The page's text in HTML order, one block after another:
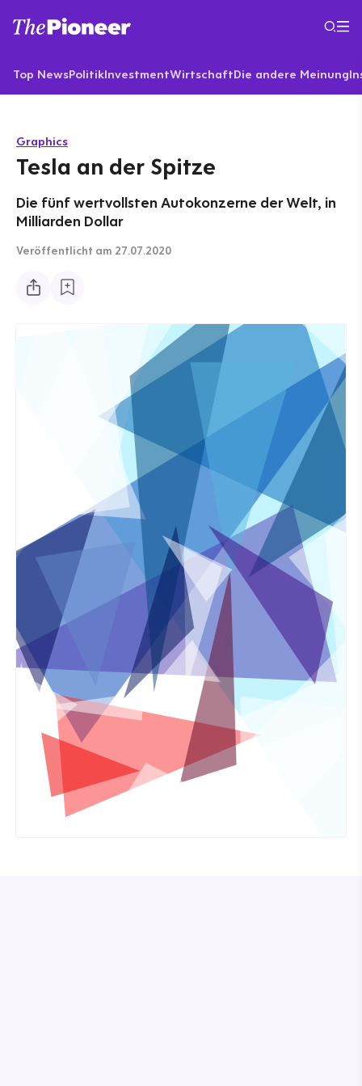
Top NewsPolitikInvestmentWirtschaftDie andere Meinung
Graphics
Tesla an der Spitze
Die fünf wertvollsten Autokonzerne der Welt, in
Milliarden Dollar
Veröffentlicht am 27.07.2020